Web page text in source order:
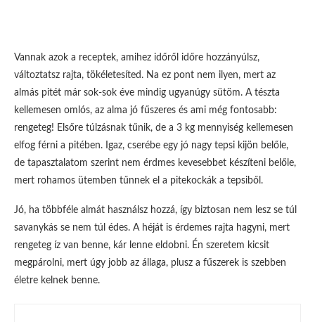
Vannak azok a receptek, amihez időről időre hozzányúlsz,
változtatsz rajta, tökéletesíted. Na ez pont nem ilyen, mert az
almás pitét már sok-sok éve mindig ugyanúgy sütöm. A tészta
kellemesen omlós, az alma jó fűszeres és ami még fontosabb:
rengeteg! Elsőre túlzásnak tűnik, de a 3 kg mennyiség kellemesen
elfog férni a pitében. Igaz, cserébe egy jó nagy tepsi kijön belőle,
de tapasztalatom szerint nem érdmes kevesebbet készíteni belőle,
mert rohamos ütemben tűnnek el a pitekockák a tepsiből.
Jó, ha többféle almát használsz hozzá, így biztosan nem lesz se túl
savanykás se nem túl édes. A héját is érdemes rajta hagyni, mert
rengeteg íz van benne, kár lenne eldobni. Én szeretem kicsit
megpárolni, mert úgy jobb az állaga, plusz a fűszerek is szebben
életre kelnek benne.